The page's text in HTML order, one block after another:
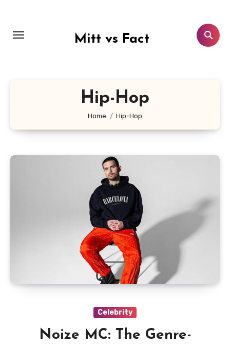
konten
Mitt vs Fact
Hip-Hop
Home Hip-Hop
Celebrity
Noize MC: The Genre-